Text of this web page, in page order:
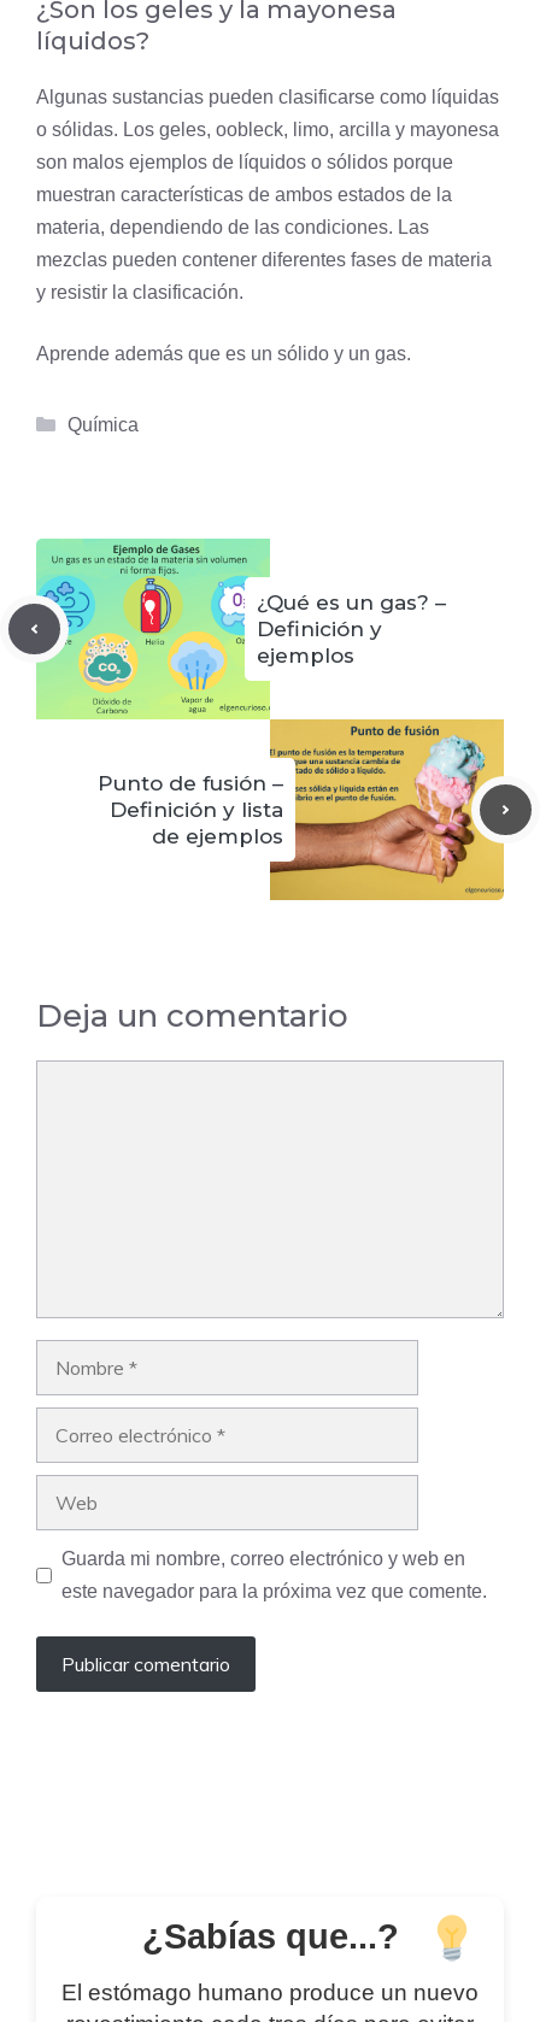
¿Son los geles y la mayonesa
líquidos?
Algunas sustancias pueden clasificarse como líquidas
o sólidas. Los geles, oobleck, limo, arcilla y mayonesa
son malos ejemplos de líquidos o sólidos porque
muestran características de ambos estados de la
materia, dependiendo de las condiciones. Las
mezclas pueden contener diferentes fases de materia
y resistir la clasificación.
Aprende además que es un sólido y un gas.
Categorías
Química
¿Qué es un gas? –
Definición y
ejemplos
Punto de fusión –
Definición y lista
de ejemplos
Deja un comentario
Guarda mi nombre, correo electrónico y web en
este navegador para la próxima vez que comente.
¿Sabías que...?
El estómago humano produce un nuevo